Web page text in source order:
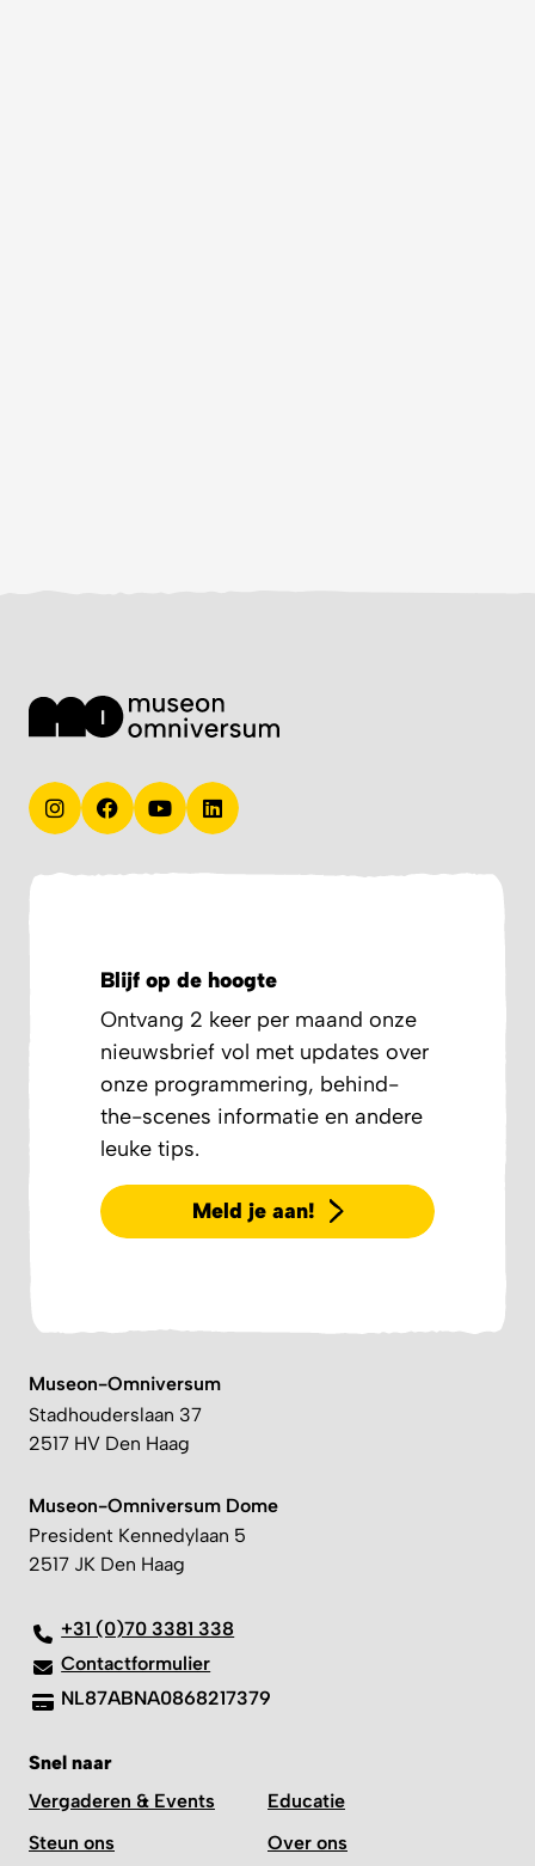
Blijf op de hoogte
Ontvang 2 keer per maand onze
nieuwsbrief vol met updates over
onze programmering, behind-
the-scenes informatie en andere
leuke tips.
Meld je aan!
Museon-Omniversum
Stadhouderslaan 37
2517 HV Den Haag
Museon-Omniversum Dome
President Kennedylaan 5
2517 JK Den Haag
+31 (0)70 3381 338
Contactformulier
NL87ABNA0868217379
Snel naar
Vergaderen & Events
Educatie
Steun ons
Over ons